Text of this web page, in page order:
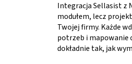
Integracja Sellasist z
modułem, lecz
Twojej firmy. Każde
potrzeb i mapowanie
dokładnie tak, jak